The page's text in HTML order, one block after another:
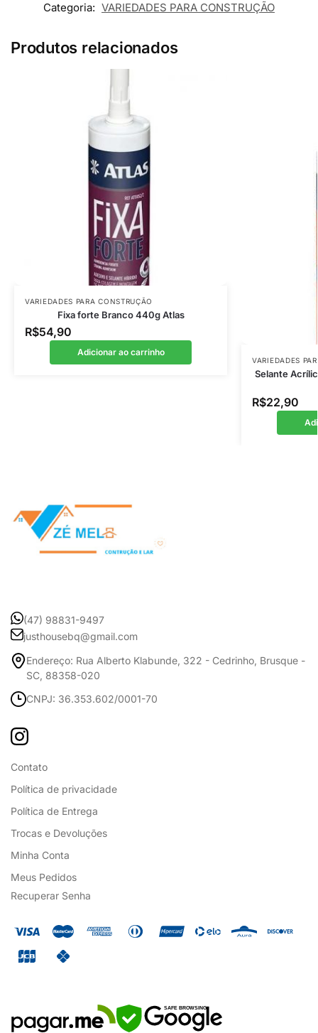
Categoria: VARIEDADES PARA CONSTRUÇÃO
Produtos relacionados
VARIEDADES PARA CONSTRUÇÃO
Fixa forte Branco 440g Atlas
R$54,90
Adicionar ao carrinho
VARIEDADES
Selante
R$22,90
(47) 98831-9497
justhousebq@gmail.com
Endereço: Rua Alberto Klabunde, 322 - Cedrinho, Brusque -
SC, 88358-020
CNPJ: 36.353.602/0001-70
Contato
Política de privacidade
Política de Entrega
Trocas e Devoluções
Minha Conta
Meus Pedidos
Recuperar Senha
SAFE BROWSING